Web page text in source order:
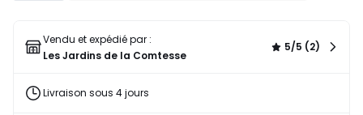
Vendu et expédié par :
Les Jardins de la Comtesse
5/5 (2)
Livraison sous 4 jours